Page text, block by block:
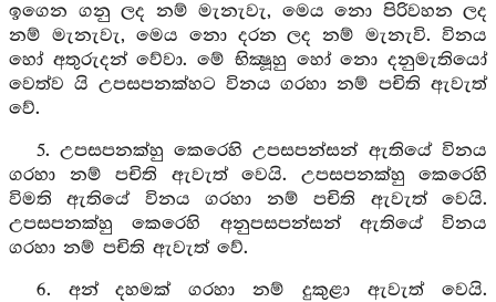
ඉගෙන ගනු ලද නම් මැනැවැ, මෙය නො පිරිවහන ලද
නම් මැනැවැ, මෙය නො දරන ලද නම් මැනැවි. විනය
හෝ අතුරුදන් වේවා. මේ භික්‍ෂූහු හෝ නො දනුමැතියෝ
වෙත්ව යි උපසපනක්හට විනය ගරහා නම් පචිති ඇවැත්
වේ.
5. උපසපනක්හු කෙරෙහි උපසපන්සන් ඇතියේ විනය
ගරහා නම් පචිති ඇවැත් වෙයි. උපසපනක්හු කෙරෙහි
විමති ඇතියේ විනය ගරහා නම් පචිති ඇවැත් වෙයි.
උපසපනක්හු කෙරෙහි අනුපසපන්සන් ඇතියේ විනය
ගරහා නම් පචිති ඇවැත් වේ.
6. අන් දහමක් ගරහා නම් දුකුළා ඇවැත් වෙයි.